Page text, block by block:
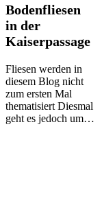
Bodenfliesen
in
der
Kaiserpassage
Bodenfliesen
in der
Kaiserpassage
Fliesen werden in
diesem Blog nicht
zum ersten Mal
thematisiert Diesmal
geht es jedoch um…